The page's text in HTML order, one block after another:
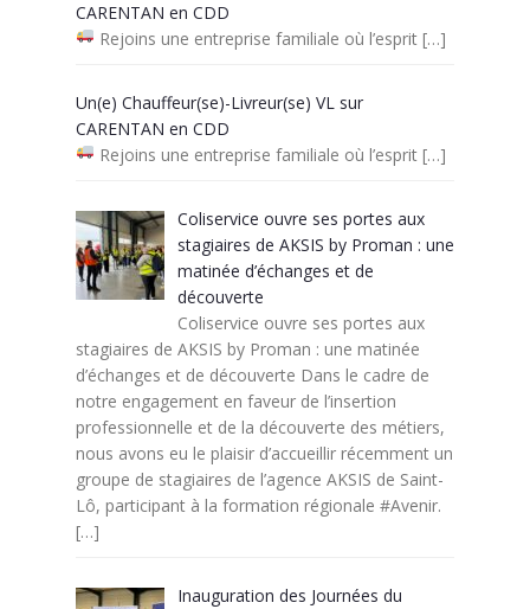
CARENTAN en CDD
Rejoins une entreprise familiale où l’esprit […]
Un(e) Chauffeur(se)-Livreur(se) VL sur
CARENTAN en CDD
Rejoins une entreprise familiale où l’esprit […]
Coliservice ouvre ses portes aux
stagiaires de AKSIS by Proman : une
matinée d’échanges et de
découverte
Coliservice ouvre ses portes aux
stagiaires de AKSIS by Proman : une matinée
d’échanges et de découverte Dans le cadre de
notre engagement en faveur de l’insertion
professionnelle et de la découverte des métiers,
nous avons eu le plaisir d’accueillir récemment un
groupe de stagiaires de l’agence AKSIS de Saint-
Lô, participant à la formation régionale #Avenir.
[…]
Inauguration des Journées du